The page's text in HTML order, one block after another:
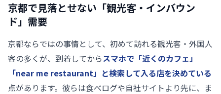
京都で見落とせない「観光客・インバウン
ド」需要
京都ならではの事情として、初めて訪れる観光客・外国人
客の多くが、到着してからスマホで「近くのカフェ」
「near me restaurant」と検索して入る店を決めている
点があります。彼らは食べログや自社サイトより先に、ま